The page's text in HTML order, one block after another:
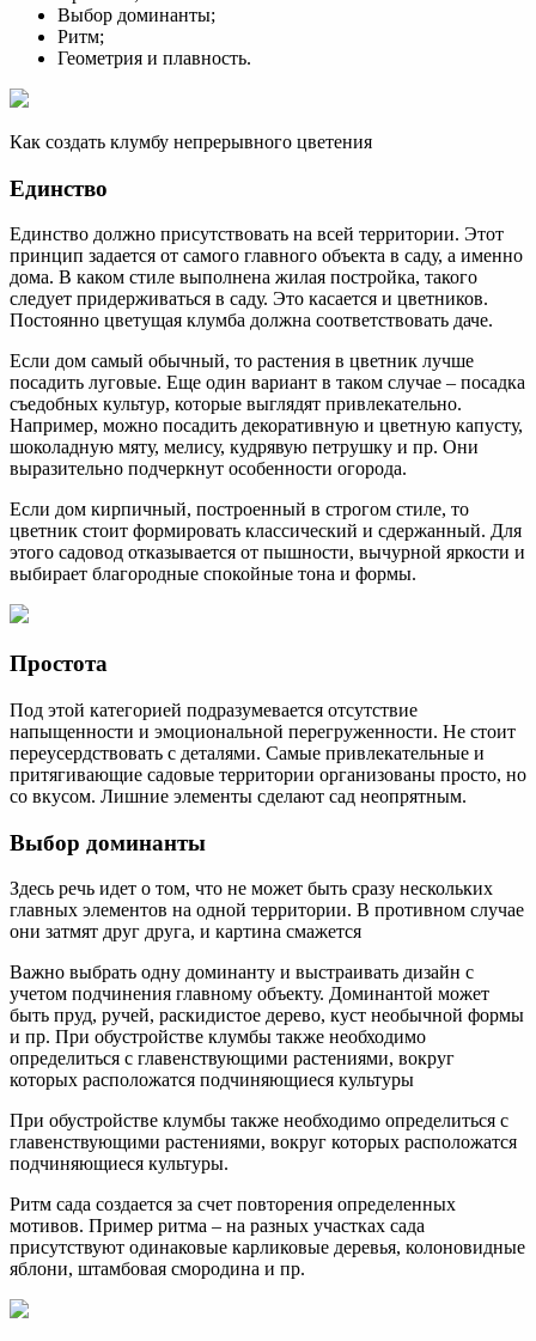
Выбор доминанты;
Ритм;
Геометрия и плавность.
Как создать клумбу непрерывного цветения
Единство
Единство должно присутствовать на всей территории. Этот
принцип задается от самого главного объекта в саду, а именно
дома. В каком стиле выполнена жилая постройка, такого
следует придерживаться в саду. Это касается и цветников.
Постоянно цветущая клумба должна соответствовать даче.
Если дом самый обычный, то растения в цветник лучше
посадить луговые. Еще один вариант в таком случае – посадка
съедобных культур, которые выглядят привлекательно.
Например, можно посадить декоративную и цветную капусту,
шоколадную мяту, мелису, кудрявую петрушку и пр. Они
выразительно подчеркнут особенности огорода.
Если дом кирпичный, построенный в строгом стиле, то
цветник стоит формировать классический и сдержанный. Для
этого садовод отказывается от пышности, вычурной яркости и
выбирает благородные спокойные тона и формы.
Простота
Под этой категорией подразумевается отсутствие
напыщенности и эмоциональной перегруженности. Не стоит
переусердствовать с деталями. Самые привлекательные и
притягивающие садовые территории организованы просто, но
со вкусом. Лишние элементы сделают сад неопрятным.
Выбор доминанты
Здесь речь идет о том, что не может быть сразу нескольких
главных элементов на одной территории. В противном случае
они затмят друг друга, и картина смажется
Важно выбрать одну доминанту и выстраивать дизайн с
учетом подчинения главному объекту. Доминантой может
быть пруд, ручей, раскидистое дерево, куст необычной формы
и пр. При обустройстве клумбы также необходимо
определиться с главенствующими растениями, вокруг
которых расположатся подчиняющиеся культуры
При обустройстве клумбы также необходимо определиться с
главенствующими растениями, вокруг которых расположатся
подчиняющиеся культуры.
Ритм сада создается за счет повторения определенных
мотивов. Пример ритма – на разных участках сада
присутствуют одинаковые карликовые деревья, колоновидные
яблони, штамбовая смородина и пр.